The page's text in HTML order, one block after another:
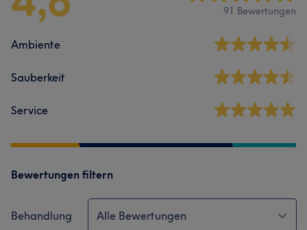
91 Bewertungen
Ambiente
Sauberkeit
Service
Bewertungen filtern
Behandlung Alle Bewertungen